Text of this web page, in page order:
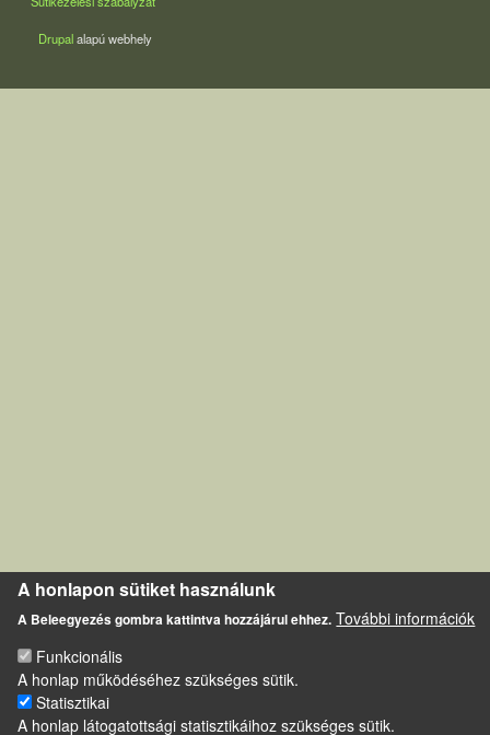
Drupalalapú webhely
A honlapon sütiket használunk
A Beleegyezés gombra kattintva hozzájárul ehhez. További információk
Funkcionális
A honlap működéséhez szükséges sütik.
Statisztikai
A honlap látogatottsági statisztikáihoz szükséges sütik.